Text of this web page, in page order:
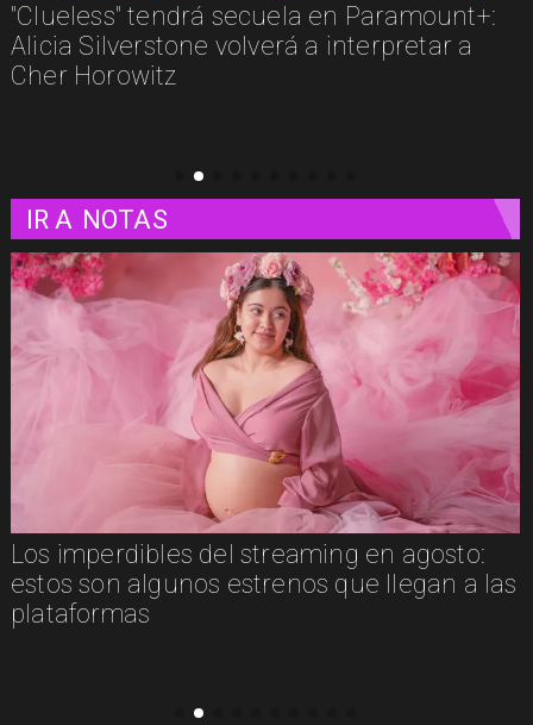
"Clueless" tendrá secuela en Paramount+:
Alicia Silverstone volverá a interpretar a
Cher Horowitz
IR A NOTAS
Los imperdibles del streaming en agosto:
estos son algunos estrenos que llegan a las
plataformas